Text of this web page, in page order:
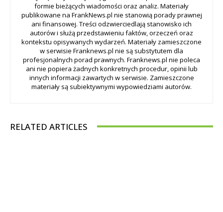
formie bieżących wiadomości oraz analiz. Materiały
publikowane na FrankNews.pl nie stanowią porady prawnej
ani finansowej. Treści odzwierciedlają stanowisko ich
autorów i służą przedstawieniu faktów, orzeczeń oraz
kontekstu opisywanych wydarzeń. Materiały zamieszczone
w serwisie Franknews.pl nie są substytutem dla
profesjonalnych porad prawnych. Franknews.pl nie poleca
ani nie popiera żadnych konkretnych procedur, opinii lub
innych informacji zawartych w serwisie. Zamieszczone
materiały są subiektywnymi wypowiedziami autorów.
RELATED ARTICLES